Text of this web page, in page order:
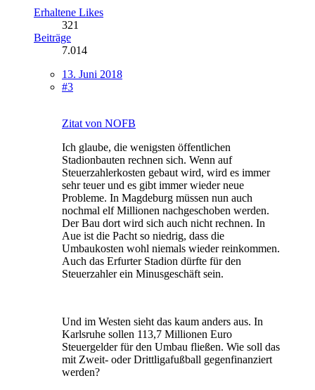
Erhaltene Likes
321
Beiträge
7.014
13. Juni 2018
#3
Zitat von NOFB
Ich glaube, die wenigsten öffentlichen
Stadionbauten rechnen sich. Wenn auf
Steuerzahlerkosten gebaut wird, wird es immer
sehr teuer und es gibt immer wieder neue
Probleme. In Magdeburg müssen nun auch
nochmal elf Millionen nachgeschoben werden.
Der Bau dort wird sich auch nicht rechnen. In
Aue ist die Pacht so niedrig, dass die
Umbaukosten wohl niemals wieder reinkommen.
Auch das Erfurter Stadion dürfte für den
Steuerzahler ein Minusgeschäft sein.
Und im Westen sieht das kaum anders aus. In
Karlsruhe sollen 113,7 Millionen Euro
Steuergelder für den Umbau fließen. Wie soll das
mit Zweit- oder Drittligafußball gegenfinanziert
werden?